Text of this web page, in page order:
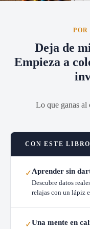
Deja de
Empieza a
Lo que ganas al
CON ESTE LIBRO
✓Aprender sin
Descubre datos
relajas con un lápiz
✓Una mente en